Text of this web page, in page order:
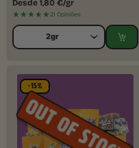
★★★★★21 Opiniões
-15%